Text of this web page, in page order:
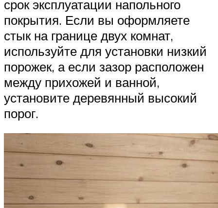
срок эксплуатации напольного
покрытия. Если вы оформляете
стык на границе двух комнат,
используйте для установки низкий
порожек, а если зазор расположен
между прихожей и ванной,
установите деревянный высокий
порог.